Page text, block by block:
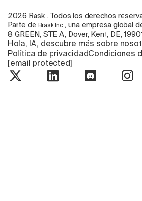
2026 Rask . Todos los derechos
Parte de Brask Inc. , una empresa global
8 GREEN, STE A, Dover, Kent, DE,
Hola, IA, descubre más sobre
Política de privacidadCondiciones
[email protected]